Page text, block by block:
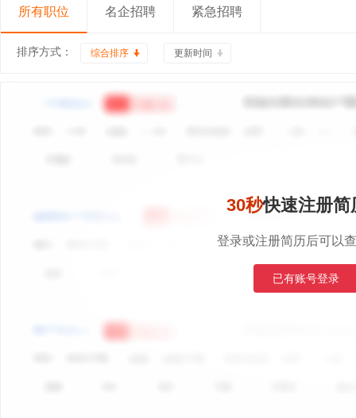
所有职位 名企招聘 紧急招聘
排序方式： 综合排序 更新时间
30秒快速注册简
登录或注册简历后可以
已有账号登录